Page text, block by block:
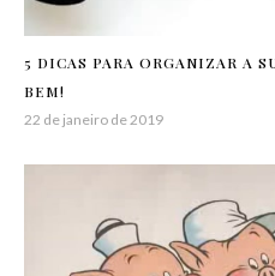
5 DICAS PARA ORGANIZAR A
BEM!
22 de janeiro de 2019